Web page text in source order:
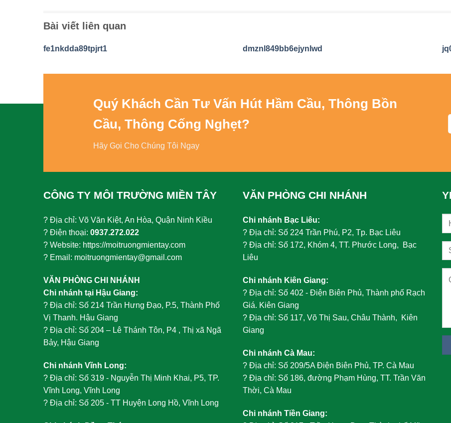
Bài viết liên quan
fe1nkdda89tpjrt1 dmznl849bb6ejynlwd
Quý Khách Cần Tư Vấn Hút Hầm Cầu, Thông Bồn
Cầu, Thông Cống Nghẹt?
Hãy Gọi Cho Chúng Tôi Ngay
CÔNG TY MÔI TRƯỜNG MIỀN TÂY
? Địa chỉ: Võ Văn Kiệt, An Hòa, Quận Ninh Kiều
? Điện thoại: 0937.272.022
? Website: https://moitruongmientay.com
? Email: moitruongmientay@gmail.com
VĂN PHÒNG CHI NHÁNH
Chi nhánh tại Hậu Giang:
? Địa chỉ: Số 214 Trần Hưng Đạo, P.5, Thành Phố
Vị Thanh. Hậu Giang
? Địa chỉ: Số 204 – Lê Thánh Tôn, P4 , Thị xã Ngã
Bảy, Hậu Giang
Chi nhánh Vĩnh Long:
? Địa chỉ: Số 319 - Nguyễn Thị Minh Khai, P5, TP.
Vĩnh Long, Vĩnh Long
? Địa chỉ: Số 205 - TT Huyện Long Hồ, Vĩnh Long
VĂN PHÒNG CHI NHÁNH
Chi nhánh Bạc Liêu:
? Địa chỉ: Số 224 Trần Phú, P2, Tp. Bạc Liêu
? Địa chỉ: Số 172, Khóm 4, TT. Phước Long, Bạc
Liêu
Chi nhánh Kiên Giang:
? Địa chỉ: Số 402 - Điện Biên Phủ, Thành phố Rạch
Giá. Kiên Giang
? Địa chỉ: Số 117, Võ Thị Sau, Châu Thành, Kiên
Giang
Chi nhánh Cà Mau:
? Địa chỉ: Số 209/5A Điện Biên Phủ, TP. Cà Mau
? Địa chỉ: Số 186, đường Phạm Hùng, TT. Trần Văn
Thời, Cà Mau
Chi nhánh Tiền Giang: